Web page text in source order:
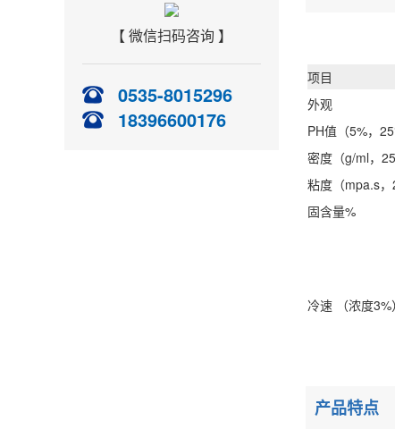
【 微信扫码咨询 】
0535-8015296
18396600176
项目
外观
PH值（5%，
密度（g/ml，
粘度（mpa.s
固含量%
冷速 （浓度3%）
产品特点